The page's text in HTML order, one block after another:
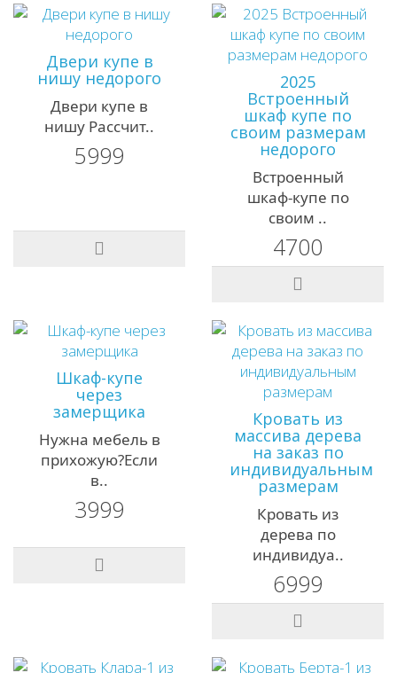
Двери купе в
нишу недорого
Двери купе в
нишу Рассчит..
5999
2025
Встроенный
шкаф купе по
своим размерам
недорого
Встроенный
шкаф-купе по
своим ..
4700
Шкаф-купе
через
замерщика
Нужна мебель в
прихожую?Если
в..
3999
Кровать из
массива дерева
на заказ по
индивидуальным
размерам
Кровать из
дерева по
индивидуа..
6999